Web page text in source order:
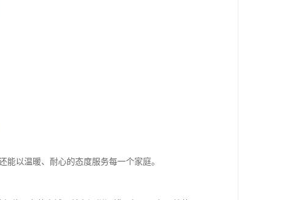
以温暖、耐心的态度服务每一个家庭。